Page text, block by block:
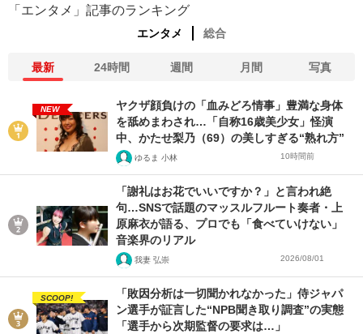
「エンタメ」記事のランキング
エンタメ 総合
最新 24時間 週間 月間 写真
NEW
ヤクザ顔負けの「血みどろ情事」豊満な身体
を舐めまわされ…「自称16歳美少女」怪演
中、かたせ梨乃（69）の美しすぎる“熟れ方”
ゆるま 小林 10時間前
「謝礼はお花でいいですか？」と言われ絶
句…SNSで話題のマッスルフルート奏者・上
原麻衣が語る、プロでも「食べていけない」
音楽界のリアル
我妻 弘崇 2026/08/01
SCOOP!
「敗因分析は一切聞かれなかった」侍ジャパ
ン選手が証言した“NPB聞き取り調査”の実態
「選手から次期監督の要求は…」